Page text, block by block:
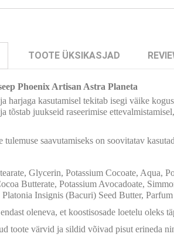
TOOTE ÜKSIKASJAD
Phoenix Artisan Astra Planeta
harjaga kasutamisel tekitab isegi väike
tõstab juukseid raseerimise
tulemuse saavutamiseks on soovitatav
Glycerin, Potassium Cocoate, Aqua,
Butterate, Potassium Avocadoate,
Platonia Insignis (Bacuri) Seed Butter,
oleneva, et koostisosade loetelu oleks
toote värvid ja sildid võivad pisut erineda